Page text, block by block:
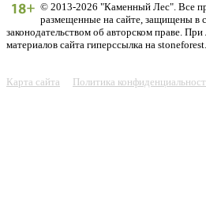
© 2013-2026 "Каменный Лес". Все
размещенные на сайте, защищены в
законодательством об авторском праве.
материалов сайта гиперссылка на
Карта сайта Политика